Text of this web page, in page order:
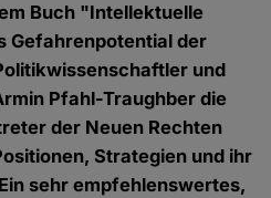
Buch "Intellektuelle
Gefahrenpotential der
und
Pfahl-Traughber die
der Neuen Rechten
Strategien und ihr
sehr empfehlenswertes,